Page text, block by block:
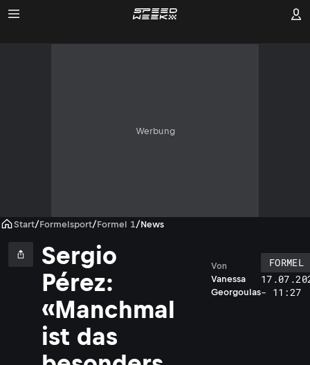
Werbung
Start/Formelsport/Formel 1/News
Sergio
Pérez:
«Manchmal
ist das
Vanessa
Georgoulas
Von
FORMEL
- 11:27